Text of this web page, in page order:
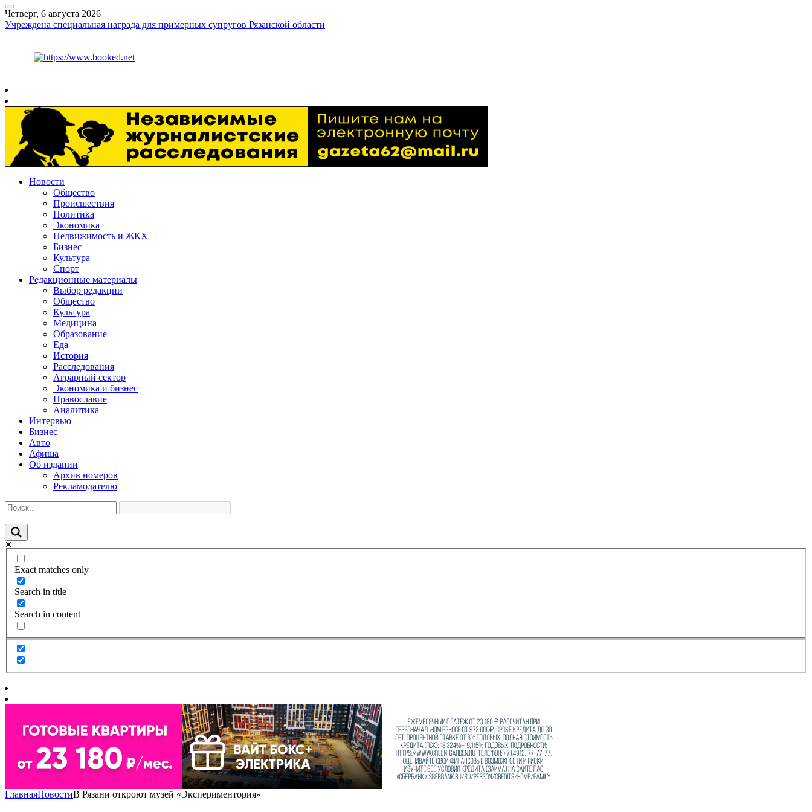
Четверг, 6 августа 2026
Учреждена специальная награда для примерных супругов Рязанской области
Новости
Общество
Происшествия
Политика
Экономика
Недвижимость и ЖКХ
Бизнес
Культура
Спорт
Редакционные материалы
Выбор редакции
Общество
Культура
Медицина
Образование
Еда
История
Расследования
Аграрный сектор
Экономика и бизнес
Православие
Аналитика
Интервью
Бизнес
Авто
Афиша
Об издании
Архив номеров
Рекламодателю
Exact matches only
Search in title
Search in content
ГлавнаяНовостиВ Рязани откроют музей «Экспериментория»